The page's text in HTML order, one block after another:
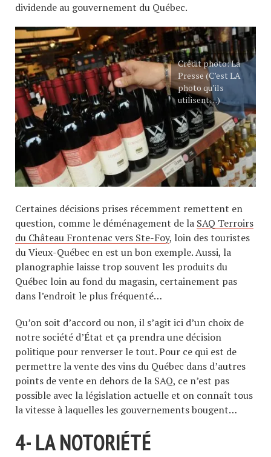
dividende au gouvernement du Québec.
Crédit photo: La
Presse (C’est LA
photo qu’ils
utilisent…)
Certaines décisions prises récemment remettent en
question, comme le déménagement de la SAQ Terroirs
du Château Frontenac vers Ste-Foy, loin des touristes
du Vieux-Québec en est un bon exemple. Aussi, la
planographie laisse trop souvent les produits du
Québec loin au fond du magasin, certainement pas
dans l’endroit le plus fréquenté…
Qu’on soit d’accord ou non, il s’agit ici d’un choix de
notre société d’État et ça prendra une décision
politique pour renverser le tout. Pour ce qui est de
permettre la vente des vins du Québec dans d’autres
points de vente en dehors de la SAQ, ce n’est pas
possible avec la législation actuelle et on connaît tous
la vitesse à laquelles les gouvernements bougent…
4- LA NOTORIÉTÉ